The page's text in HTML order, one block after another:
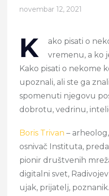
novembar 12, 2021
K
ako pisati o
vremenu, a ko
Kako pisati o nekome
upoznali, ali ste ga
spomenuti njegovu
dobrotu, vedrinu,
Boris Trivan –
osnivač Instituta,
pionir društvenih
digitalni svet,
ujak, prijatelj,